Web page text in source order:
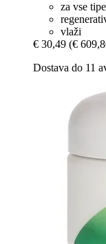
za vse
vlaži
€ 30,49 (€
Dostava do 11